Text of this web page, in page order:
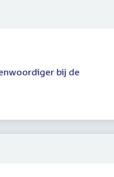
bij de